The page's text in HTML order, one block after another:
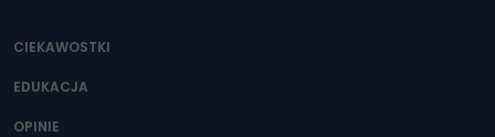
CIEKAWOSTKI
EDUKACJA
OPINIE